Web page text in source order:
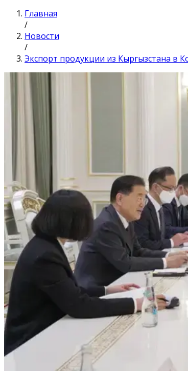
Главная
/
Новости
/
Экспорт продукции из Кыргызстана в